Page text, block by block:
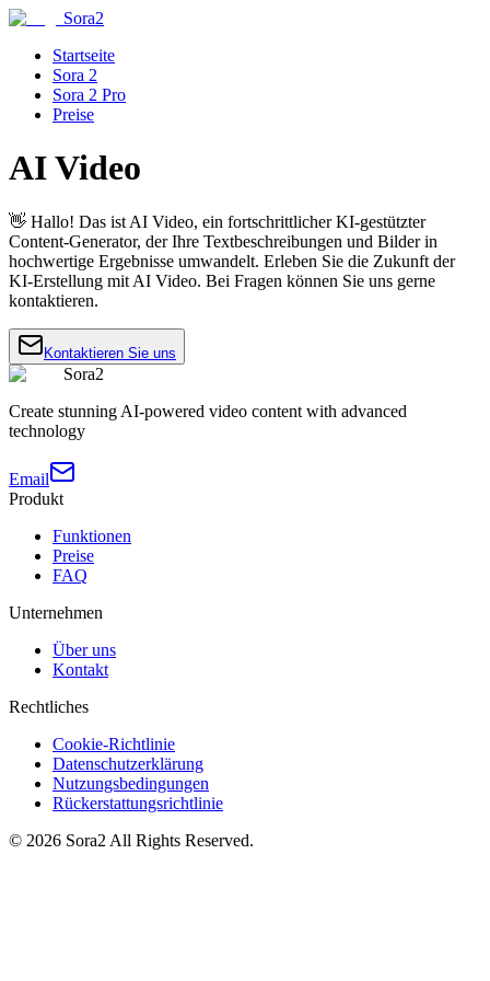
Sora2
Startseite
Sora 2
Sora 2 Pro
Preise
AI Video
👋 Hallo! Das ist AI Video, ein fortschrittlicher KI-gestützter
Content-Generator, der Ihre Textbeschreibungen und Bilder in
hochwertige Ergebnisse umwandelt. Erleben Sie die Zukunft der
KI-Erstellung mit AI Video. Bei Fragen können Sie uns gerne
kontaktieren.
Kontaktieren Sie uns
Sora2
Create stunning AI-powered video content with advanced
technology
Email
Produkt
Funktionen
Preise
FAQ
Unternehmen
Über uns
Kontakt
Rechtliches
Cookie-Richtlinie
Datenschutzerklärung
Nutzungsbedingungen
Rückerstattungsrichtlinie
© 2026 Sora2 All Rights Reserved.